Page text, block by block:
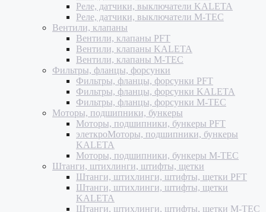
Реле, датчики, выключатели KALETA
Реле, датчики, выключатели M-TEC
Вентили, клапаны
Вентили, клапаны PFT
Вентили, клапаны KALETA
Вентили, клапаны M-TEC
Фильтры, фланцы, форсунки
Фильтры, фланцы, форсунки PFT
Фильтры, фланцы, форсунки KALETA
Фильтры, фланцы, форсунки M-TEC
Моторы, подшипники, бункеры
Моторы, подшипники, бункеры PFT
элеткроМоторы, подшипники, бункеры
KALETA
Моторы, подшипники, бункеры M-TEC
Штанги, штихлинги, штифты, щетки
Штанги, штихлинги, штифты, щетки PFT
Штанги, штихлинги, штифты, щетки
KALETA
Штанги, штихлинги, штифты, щетки M-TEC